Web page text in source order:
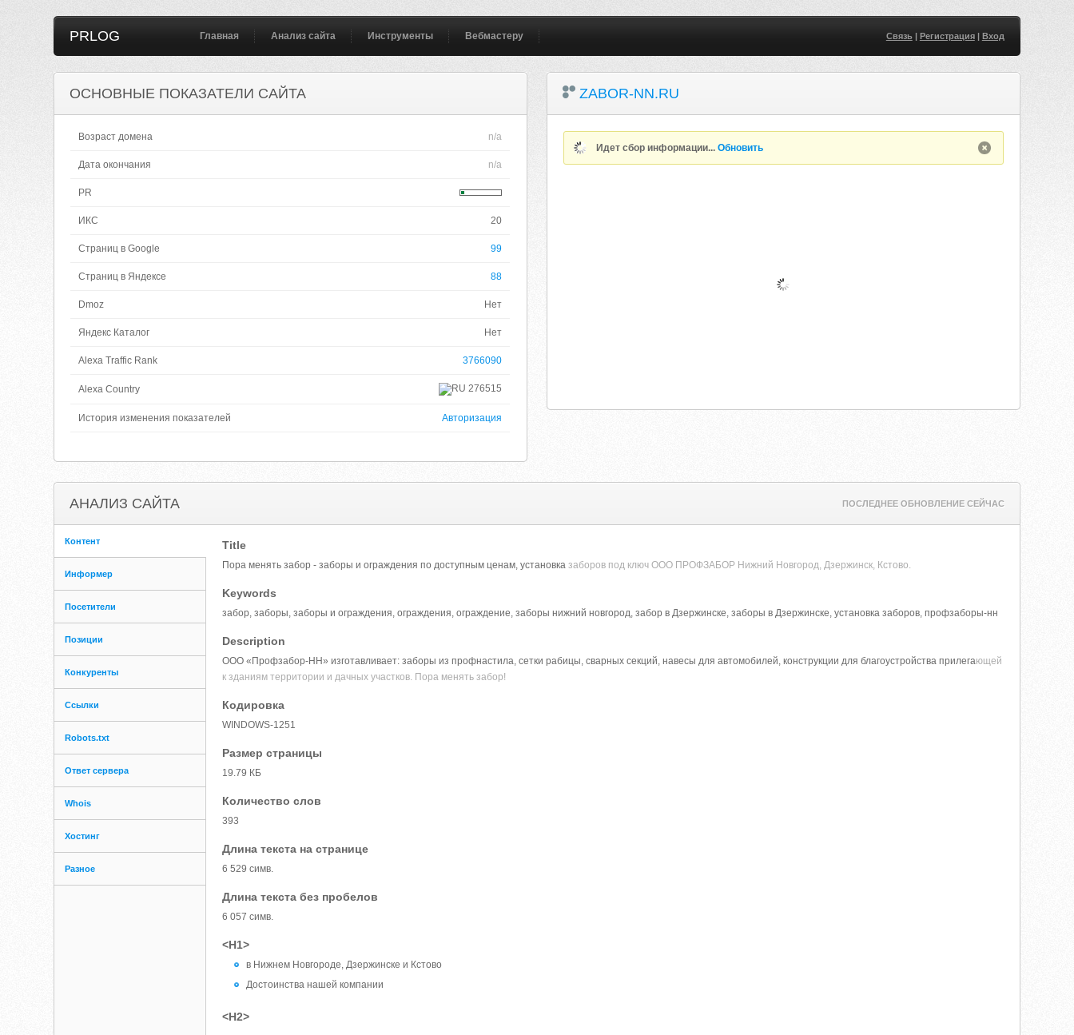
PRLOG Главная Анализ сайта Инструменты Вебмастеру Связь| Регистрация| Вход
ОСНОВНЫЕ ПОКАЗАТЕЛИ САЙТА
Возраст домена n/a
Дата окончания n/a
PR
ИКС 20
Страниц в Google 99
Страниц в Яндексе 88
Dmoz Нет
Яндекс Каталог Нет
Alexa Traffic Rank 3766090
Alexa Country 276515
История изменения показателей Авторизация
ZABOR-NN.RU
Идет сбор информации...Обновить
АНАЛИЗ САЙТА ПОСЛЕДНЕЕ ОБНОВЛЕНИЕ СЕЙЧАС
Контент
Информер
Посетители
Позиции
Конкуренты
Ссылки
Robots.txt
Ответ сервера
Whois
Хостинг
Разное
Title
Пора менять забор - заборы и ограждения по доступным ценам, установказаборов под ключ ООО ПРОФЗАБОР Нижний Новгород, Дзержинск, Кстово.
Keywords
забор, заборы, заборы и ограждения, ограждения, ограждение, заборы нижний новгород, забор в Дзержинске, заборы в Дзержинске, установка заборов, профзаборы-нн
Description
ООО «Профзабор-НН» изготавливает: заборы из профнастила, сетки рабицы, сварных секций, навесы для автомобилей, конструкции для благоустройства прилегающей
к зданиям территории и дачных участков. Пора менять забор!
Кодировка
WINDOWS-1251
Размер страницы
19.79 КБ
Количество слов
393
Длина текста на странице
6 529 симв.
Длина текста без пробелов
6 057 симв.
<H1>
в Нижнем Новгороде, Дзержинске и Кстово
Достоинства нашей компании
<H2>